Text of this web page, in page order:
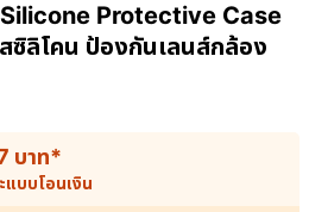
Protective Case
ซิลิโคน ป้องกันเลนส์กล้อง
บาท*
แบบโอนเงิน